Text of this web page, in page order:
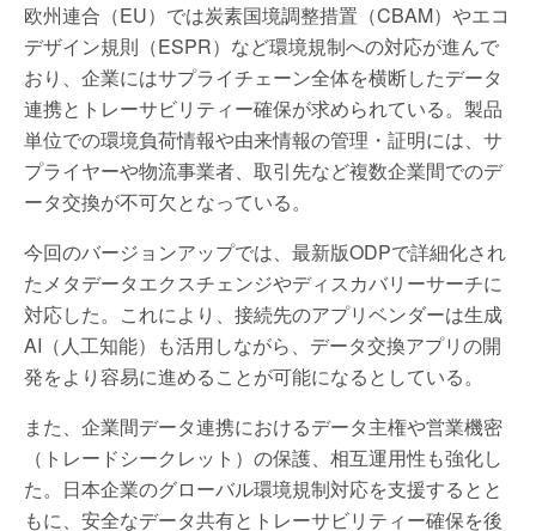
欧州連合（EU）では炭素国境調整措置（CBAM）やエコ
デザイン規則（ESPR）など環境規制への対応が進んで
おり、企業にはサプライチェーン全体を横断したデータ
連携とトレーサビリティー確保が求められている。製品
単位での環境負荷情報や由来情報の管理・証明には、サ
プライヤーや物流事業者、取引先など複数企業間でのデ
ータ交換が不可欠となっている。
今回のバージョンアップでは、最新版ODPで詳細化され
たメタデータエクスチェンジやディスカバリーサーチに
対応した。これにより、接続先のアプリベンダーは生成
AI（人工知能）も活用しながら、データ交換アプリの開
発をより容易に進めることが可能になるとしている。
また、企業間データ連携におけるデータ主権や営業機密
（トレードシークレット）の保護、相互運用性も強化し
た。日本企業のグローバル環境規制対応を支援するとと
もに、安全なデータ共有とトレーサビリティー確保を後